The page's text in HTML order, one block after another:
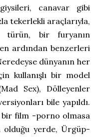
canavar gibi
tekerlekli araçlarıyla,
türün, bir furyanın
ardından benzerleri
dünyanın her
kullanışlı bir model
Sex), Dölleyenler
bile yapıldı.
bir film -porno olmasa
olduğu yerde, Ürgüp-